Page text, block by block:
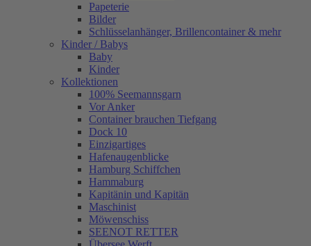
Papeterie
Bilder
Schlüsselanhänger, Brillencontainer & mehr
Kinder / Babys
Baby
Kinder
Kollektionen
100% Seemannsgarn
Vor Anker
Container brauchen Tiefgang
Dock 10
Einzigartiges
Hafenaugen­blicke
Hamburg Schiffchen
Hammaburg
Kapitänin und Kapitän
Maschinist
Möwenschiss
SEENOT RETTER